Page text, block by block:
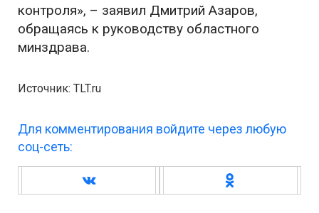
контроля», – заявил Дмитрий Азаров,
обращаясь к руководству областного
минздрава.
Источник: TLT.ru
Для комментирования войдите через любую
соц-сеть: